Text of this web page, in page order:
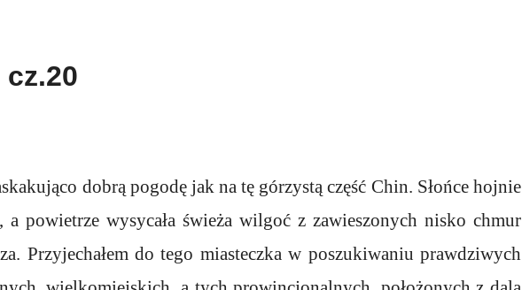
dobrą pogodę jak na tę górzystą część Chin. Słońce hojnie
a powietrze wysycała świeża wilgoć z zawieszonych nisko chmur
Przyjechałem do tego miasteczka w poszukiwaniu prawdziwych